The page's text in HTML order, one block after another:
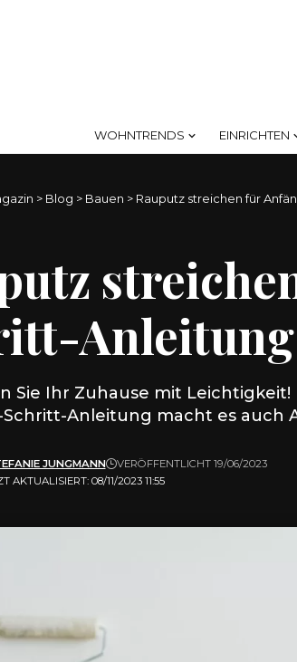
WOHNTRENDS EINRICHTEN
> Blog > Bauen > Rauputz streichen für
Anleitung
Sie Ihr Zuhause mit
Anleitung macht es auch
AKTUALISIERT: 08/11/2023 11:55
JUNGMANN VERÖFFENTLICHT 19/06/2023